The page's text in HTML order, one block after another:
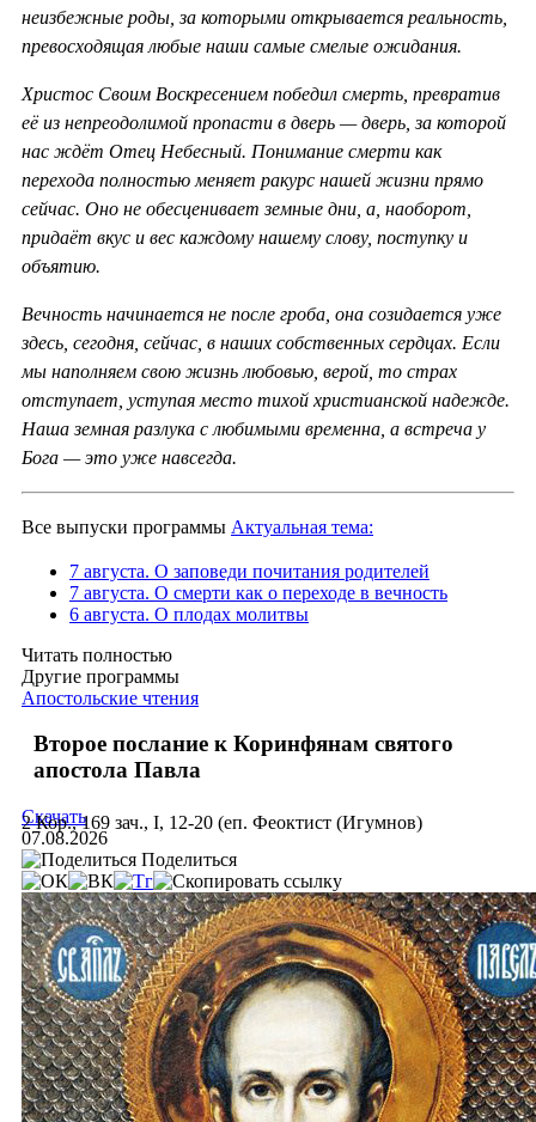
неизбежные роды, за которыми открывается реальность,
превосходящая любые наши самые смелые ожидания.
Христос Своим Воскресением победил смерть, превратив
её из непреодолимой пропасти в дверь — дверь, за которой
нас ждёт Отец Небесный. Понимание смерти как
перехода полностью меняет ракурс нашей жизни прямо
сейчас. Оно не обесценивает земные дни, а, наоборот,
придаёт вкус и вес каждому нашему слову, поступку и
объятию.
Вечность начинается не после гроба, она созидается уже
здесь, сегодня, сейчас, в наших собственных сердцах. Если
мы наполняем свою жизнь любовью, верой, то страх
отступает, уступая место тихой христианской надежде.
Наша земная разлука с любимыми временна, а встреча у
Бога — это уже навсегда.
Все выпуски программы Актуальная тема:
7 августа. О заповеди почитания родителей
7 августа. О смерти как о переходе в вечность
6 августа. О плодах молитвы
Читать полностью
Другие программы
Апостольские чтения
Второе послание к Коринфянам святого
апостола Павла
2 Кор., 169 зач., I, 12-20 (еп. Феоктист (Игумнов)
Скачать
07.08.2026
Поделиться